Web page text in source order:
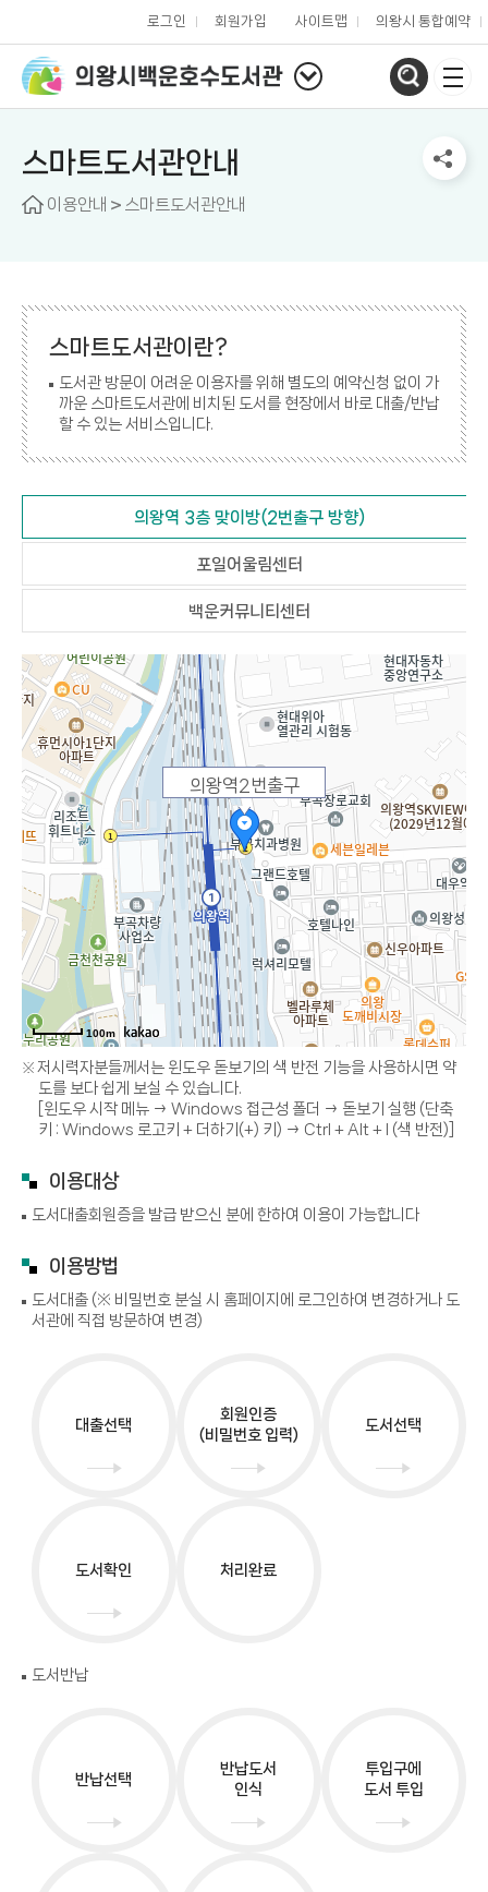
로그인 회원가입 사이트맵 의왕시 통합예약
스마트도서관안내
이용안내 스마트도서관안내
스마트도서관이란?
도서관 방문이 어려운 이용자를 위해 별도의 예약신청 없이 가
까운 스마트도서관에 비치된 도서를 현장에서 바로 대출/반납
할 수 있는 서비스입니다.
의왕역 3층 맞이방(2번출구 방향)
포일어울림센터
백운커뮤니티센터
의왕역2번출구
100m
저시력자분들께서는 윈도우 돋보기의 색 반전 기능을 사용하시면 약
도를 보다 쉽게 보실 수 있습니다.
[윈도우 시작 메뉴 → Windows 접근성 폴더 → 돋보기 실행 (단축
키 : Windows 로고키 + 더하기(+) 키) → Ctrl + Alt + I (색 반전)]
이용대상
도서대출회원증을 발급 받으신 분에 한하여 이용이 가능합니다
이용방법
도서대출 (※ 비밀번호 분실 시 홈페이지에 로그인하여 변경하거나 도
서관에 직접 방문하여 변경)
대출선택
회원인증
(비밀번호 입력)
도서선택
도서확인 처리완료
도서반납
반납선택
반납도서
인식
투입구에
도서 투입